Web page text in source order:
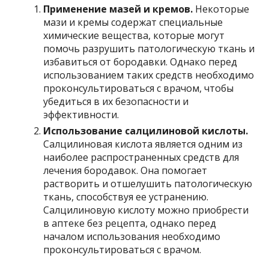
Применение мазей и кремов. Некоторые
мази и кремы содержат специальные
химические вещества, которые могут
помочь разрушить патологическую ткань и
избавиться от бородавки. Однако перед
использованием таких средств необходимо
проконсультироваться с врачом, чтобы
убедиться в их безопасности и
эффективности.
Использование салцилиновой кислоты.
Салцилиновая кислота является одним из
наиболее распространенных средств для
лечения бородавок. Она помогает
растворить и отшелушить патологическую
ткань, способствуя ее устранению.
Салцилиновую кислоту можно приобрести
в аптеке без рецепта, однако перед
началом использования необходимо
проконсультироваться с врачом.